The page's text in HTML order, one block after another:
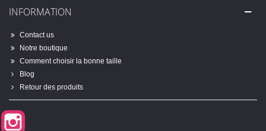
INFORMATION
Contact us
Notre boutique
Comment choisir la bonne taille
Blog
Retour des produits